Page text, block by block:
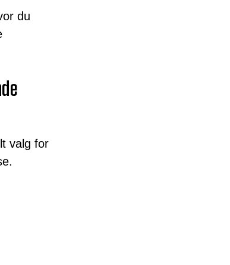
du
valg for